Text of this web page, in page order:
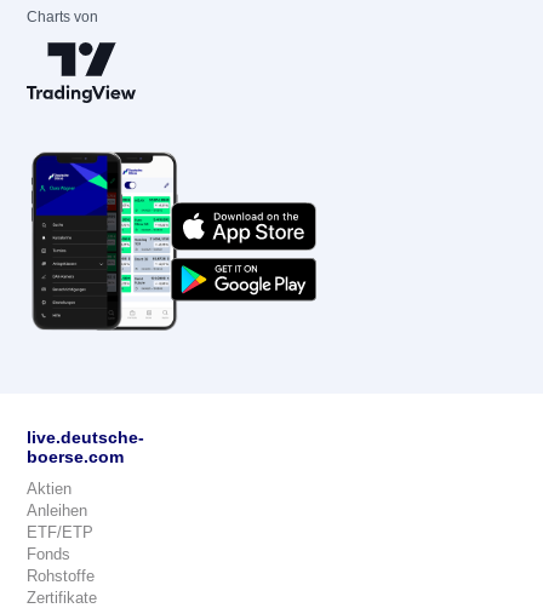
Charts von
live.deutsche-
boerse.com
Aktien
Anleihen
ETF/ETP
Fonds
Rohstoffe
Zertifikate